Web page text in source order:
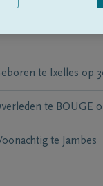
te Ixelles op
te BOUGE
te Jambes